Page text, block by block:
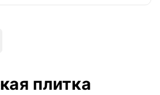
плитка